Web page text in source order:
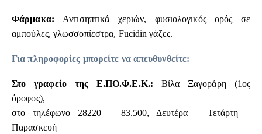
Φάρμακα: Αντισηπτικά χεριών, φυσιολογικός ορός σε
αμπούλες, γλωσσοπίεστρα, Fucidin γάζες.
Για πληροφορίες μπορείτε να απευθυνθείτε:
Στο γραφείο της Ε.ΠΟ.Φ.Ε.Κ.: Βίλα Ξαγοράρη (1ος
όροφος),
στο τηλέφωνο 28220 – 83.500, Δευτέρα – Τετάρτη –
Παρασκευή